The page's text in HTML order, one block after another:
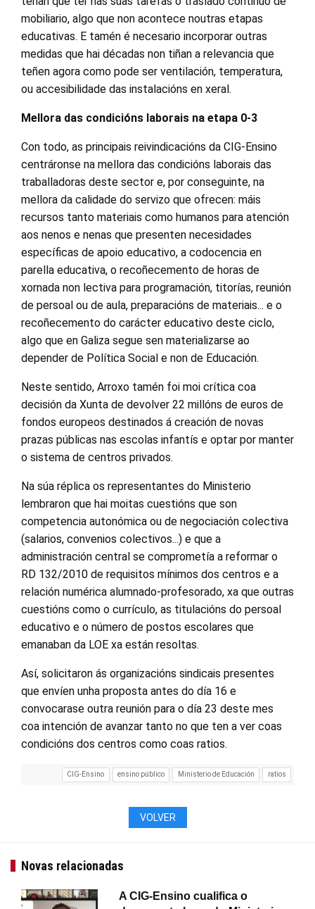
mobiliario, algo que non acontece noutras etapas
educativas. E tamén é necesario incorporar outras
medidas que hai décadas non tiñan a relevancia que
teñen agora como pode ser ventilación, temperatura,
ou accesibilidade das instalacións en xeral.
Mellora das condicións laborais na etapa 0-3
Con todo, as principais reivindicacións da CIG-Ensino
centráronse na mellora das condicións laborais das
traballadoras deste sector e, por conseguinte, na
mellora da calidade do servizo que ofrecen: máis
recursos tanto materiais como humanos para atención
aos nenos e nenas que presenten necesidades
específicas de apoio educativo, a codocencia en
parella educativa, o recoñecemento de horas de
xornada non lectiva para programación, titorías, reunión
de persoal ou de aula, preparacións de materiais... e o
recoñecemento do carácter educativo deste ciclo,
algo que en Galiza segue sen materializarse ao
depender de Política Social e non de Educación.
Neste sentido, Arroxo tamén foi moi crítica coa
decisión da Xunta de devolver 22 millóns de euros de
fondos europeos destinados á creación de novas
prazas públicas nas escolas infantís e optar por manter
o sistema de centros privados.
Na súa réplica os representantes do Ministerio
lembraron que hai moitas cuestións que son
competencia autonómica ou de negociación colectiva
(salarios, convenios colectivos...) e que a
administración central se comprometía a reformar o
RD 132/2010 de requisitos mínimos dos centros e a
relación numérica alumnado-profesorado, xa que outras
cuestións como o currículo, as titulacións do persoal
educativo e o número de postos escolares que
emanaban da LOE xa están resoltas.
Así, solicitaron ás organizacións sindicais presentes
que envíen unha proposta antes do día 16 e
convocarase outra reunión para o día 23 deste mes
coa intención de avanzar tanto no que ten a ver coas
condicións dos centros como coas ratios.
CIG-Ensino ensino público Ministerio de Educación ratios
VOLVER
Novas relacionadas
A CIG-Ensino cualifica o